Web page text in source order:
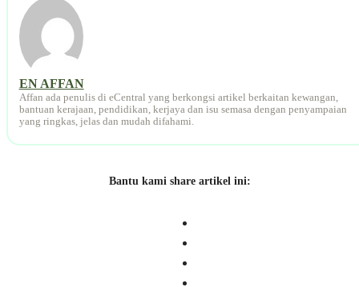
EN AFFAN
Affan ada penulis di eCentral yang berkongsi artikel berkaitan kewangan,
bantuan kerajaan, pendidikan, kerjaya dan isu semasa dengan penyampaian
yang ringkas, jelas dan mudah difahami.
Bantu kami share artikel ini: